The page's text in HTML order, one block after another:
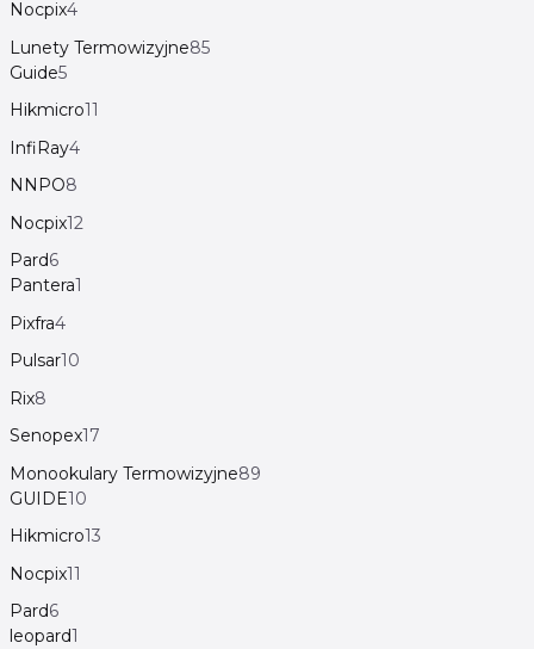
Nocpix4
Lunety Termowizyjne85
Guide5
Hikmicro11
InfiRay4
NNPO8
Nocpix12
Pard6
Pantera1
Pixfra4
Pulsar10
Rix8
Senopex17
Monookulary Termowizyjne89
GUIDE10
Hikmicro13
Nocpix11
Pard6
leopard1